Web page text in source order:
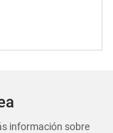
información sobre